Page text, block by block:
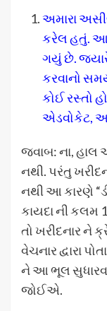
અમારા
કરેલ હતું. આ
ગયું છે.
કરવાનો
કોઈ રસ્તો
એડવોકેટ,
જવાબ: ના, હાલ
નથી. પરંતુ
નથી આ કારણે
કાયદા ની કલમ
તો ખરીદનાર ને
વેચનાર દ્વારા
ને આ ભૂલ
જોઈએ.